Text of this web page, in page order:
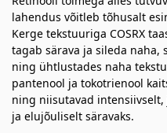
lahendus võitleb tõhusalt
Kerge tekstuuriga COSRX
tagab särava ja sileda
ning ühtlustades naha
pantenool ja tokotrienool
ning niisutavad
ja elujõuliselt säravaks.